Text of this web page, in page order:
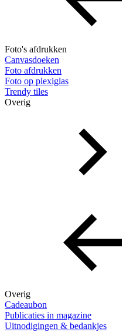
Foto's afdrukken
Canvasdoeken
Foto afdrukken
Foto op plexiglas
Trendy tiles
Overig
Overig
Cadeaubon
Publicaties in magazine
Uitnodigingen & bedankjes